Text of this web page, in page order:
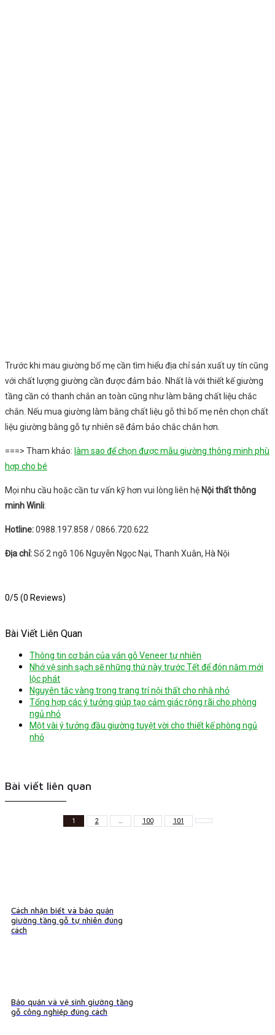
Trước khi mau giường bố mẹ cần tìm hiểu địa chỉ sản xuất uy tín cũng
với chất lượng giường cần được đảm bảo. Nhất là với thiết kế giường
tầng cần có thanh chắn an toàn cũng như làm bằng chất liệu chắc
chắn. Nếu mua giường làm bằng chất liệu gỗ thì bố mẹ nên chọn chất
liệu giường bằng gỗ tự nhiên sẽ đảm bảo chắc chắn hơn.
===> Tham khảo: làm sao để chọn được mẫu giường thông minh phù
hợp cho bé
Mọi nhu cầu hoặc cần tư vấn kỹ hơn vui lòng liên hệ Nộithất thông
minh Winli:
Hotline:0988.197.858 / 0866.720.622
Địa chỉ:Số 2 ngõ 106 Nguyễn Ngọc Nại, Thanh Xuân, Hà Nội
0/5 (0 Reviews)
Bài Viết Liên Quan
Thông tin cơ bản của ván gỗ Veneer tự nhiên
Nhớ vệ sinh sạch sẽ những thứ này trước Tết để đón năm mới
lộc phát
Nguyên tắc vàng trong trang trí nội thất cho nhà nhỏ
Tổng hợp các ý tưởng giúp tạo cảm giác rộng rãi cho phòng
ngủ nhỏ
Một vài ý tưởng đầu giường tuyệt vời cho thiết kế phòng ngủ
nhỏ
Bài viết liên quan
1 2 100 101
Cách nhận biết và bảo quản
giường tầng gỗ tự nhiên đúng
cách
Bảo quản và vệ sinh giường tầng
gỗ công nghiệp đúng cách